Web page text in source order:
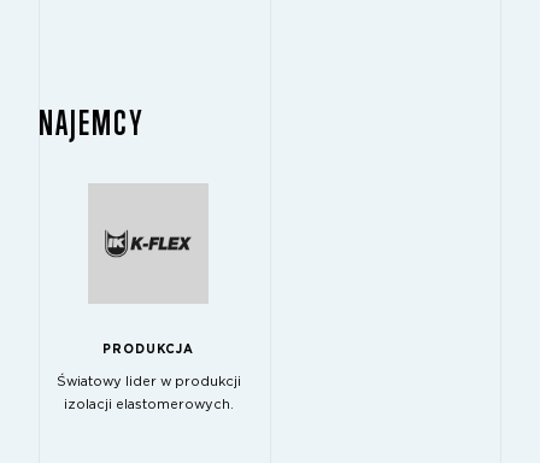
NAJEMCY
PRODUKCJA
Światowy lider w produkcji
izolacji elastomerowych.